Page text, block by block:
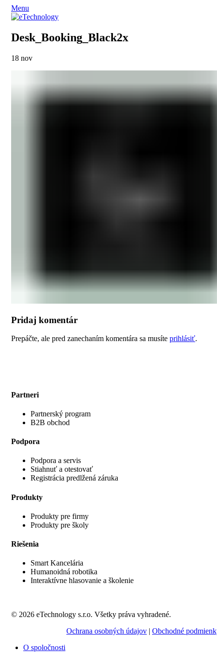
Menu
Desk_Booking_Black2x
18 nov
Pridaj komentár
Prepáčte, ale pred zanechaním komentára sa musíte prihlásiť.
Partneri
Partnerský program
B2B obchod
Podpora
Podpora a servis
Stiahnuť a otestovať
Registrácia predlžená záruka
Produkty
Produkty pre firmy
Produkty pre školy
Riešenia
Smart Kancelária
Humanoidná robotika
Interaktívne hlasovanie a školenie
© 2026 eTechnology s.r.o. Všetky práva vyhradené.
Ochrana osobných údajov | Obchodné
O spoločnosti